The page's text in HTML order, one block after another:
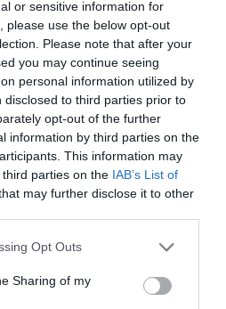
or sensitive information for
please use the below opt-out
Please note that after your
you may continue seeing
personal information utilized by
to third parties prior to
opt-out of the further
information by third parties on the
This information may
parties on the IAB’s List of
may further disclose it to other
app uses one or more Google
behaviour. You may click to
and its third-party tags to
Opt Outs
Sharing of my
καλοκαίρια στην Άνδρο –
και την δεκαετία του 1970
γίνεται μνήμη
πυρκαγιάς στις
ΤΟΥΡΙΣΜΟ: Η φέρουσα